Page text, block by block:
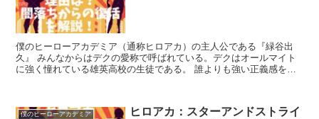
僕のヒーローアカデミア（通称ヒロアカ）の主人公である『緑谷出
久』 みんなからはデクの愛称で呼ばれている。デクはオールマイト
に強く憧れている雄英高校の生徒である。 誰よりも強い正義感を持
僕のヒーローアカデミア
ヒロアカ：スターアンドストライ